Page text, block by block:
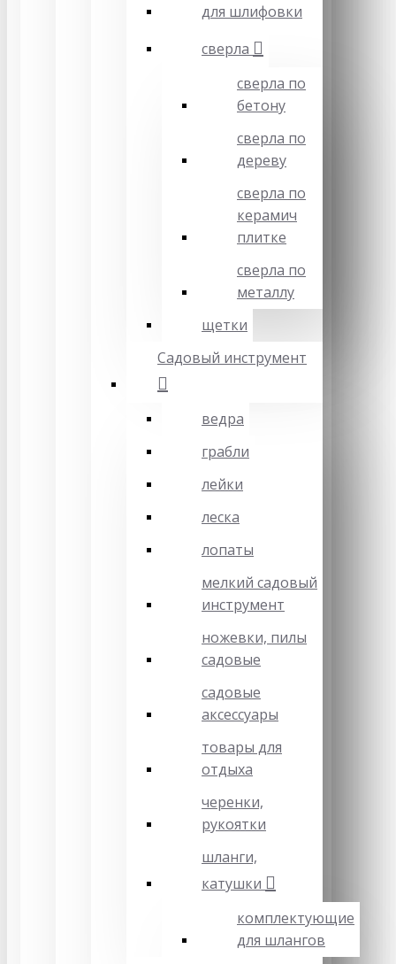
для шлифовки
сверла
сверла по
бетону
сверла по
дереву
сверла по
керамич
плитке
сверла по
металлу
щетки
Садовый инструмент
ведра
грабли
лейки
леска
лопаты
мелкий садовый
инструмент
ножевки, пилы
садовые
садовые
аксессуары
товары для
отдыха
черенки,
рукоятки
шланги,
катушки
комплектующие
для шлангов